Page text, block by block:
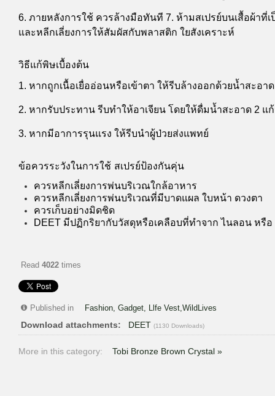
6. ภายหลังการใช้ ควรล้างมือทันที 7. ห้ามสเปรย์บนเสื้อผ้าที่เ
และหลีกเลี่ยงการให้สัมผัสกับพลาสติก ใยสังเคราะห์
วิธีแก้พิษเบื้องต้น
1. หากถูกเนื้อเยื่ออ่อนหรือเข้าตา ให้รีบล้างออกด้วยน้ำสะอ
2. หากรับประทาน รีบทำให้อาเจียน โดยให้ดื่มน้ำสะอาด 2 แ
3. หากมีอาการรุนแรง ให้รีบนำผู้ป่วยส่งแพทย์
ข้อควรระวังในการใช้ สเปรย์ป้องกันคุ่น
ควรหลีกเลี่ยงการพ่นบริเวณใกล้อาหาร
ควรหลีกเลี่ยงการพ่นบริเวณที่มีบาดแผล ใบหน้า ดวงตา
ควรเก็บอย่างมิดชิด
DEET มีปฏิกริยากับวัสดุหรือเคลือบที่ทำจาก ไนลอน หรือ
Read 4022 times
Published in Fashion, Gadget, Llfe Vest,WildLives
Download attachments: DEET (1130 Downloads)
More in this category: Tobi Bronze Brown Crystal »